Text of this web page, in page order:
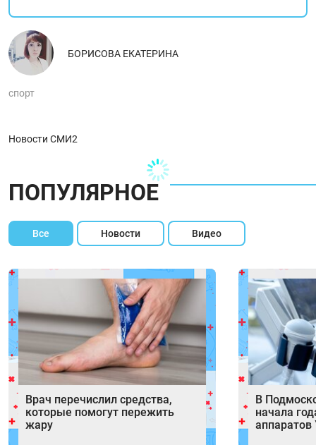
БОРИСОВА ЕКАТЕРИНА
спорт
Новости СМИ2
ПОПУЛЯРНОЕ
Все Новости Видео
Врач перечислил средства,
которые помогут пережить
жару
В
начала